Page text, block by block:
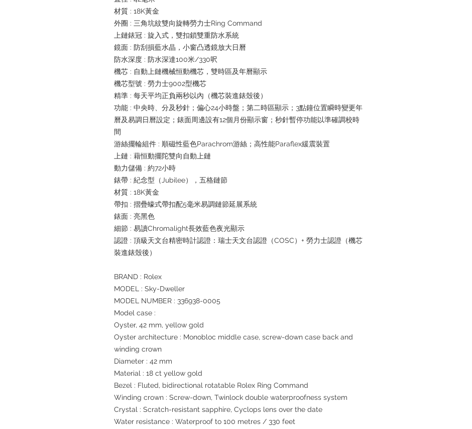
材質 : 18K黃金
外圈 : 三角坑紋雙向旋轉勞力士Ring Command
上鏈錶冠 : 旋入式，雙扣鎖雙重防水系統
鏡面 : 防刮損藍水晶，小窗凸透鏡放大日曆
防水深度 : 防水深達100米/330呎
機芯 : 自動上鏈機械恒動機芯，雙時區及年曆顯示
機芯型號 : 勞力士9002型機芯
精準 : 每天平均正負兩秒以內（機芯裝進錶殼後）
功能 : 中央時、分及秒針；偏心24小時盤；第二時區顯示；3點鐘位置瞬時變更年
曆及易調日曆設定；錶面周邊設有12個月份顯示窗；秒針暫停功能以準確調校時
間
游絲擺輪組件 : 順磁性藍色Parachrom游絲；高性能Paraflex緩震裝置
上鏈 : 藉恒動擺陀雙向自動上鏈
動力儲備 : 約72小時
錶帶 : 紀念型（Jubilee），五格鏈節
材質 : 18K黃金
帶扣 : 摺疊蠔式帶扣配5毫米易調鏈節延展系統
錶面 : 亮黑色
細節 : 易讀Chromalight長效藍色夜光顯示
認證 : 頂級天文台精密時計認證：瑞士天文台認證（COSC）+ 勞力士認證（機芯
裝進錶殼後）
BRAND : Rolex
MODEL : Sky-Dweller
MODEL NUMBER : 336938-0005
Model case :
Oyster, 42 mm, yellow gold
Oyster architecture : Monobloc middle case, screw-down case back and
winding crown
Diameter : 42 mm
Material : 18 ct yellow gold
Bezel : Fluted, bidirectional rotatable Rolex Ring Command
Winding crown : Screw-down, Twinlock double waterproofness system
Crystal : Scratch-resistant sapphire, Cyclops lens over the date
Water resistance : Waterproof to 100 metres / 330 feet